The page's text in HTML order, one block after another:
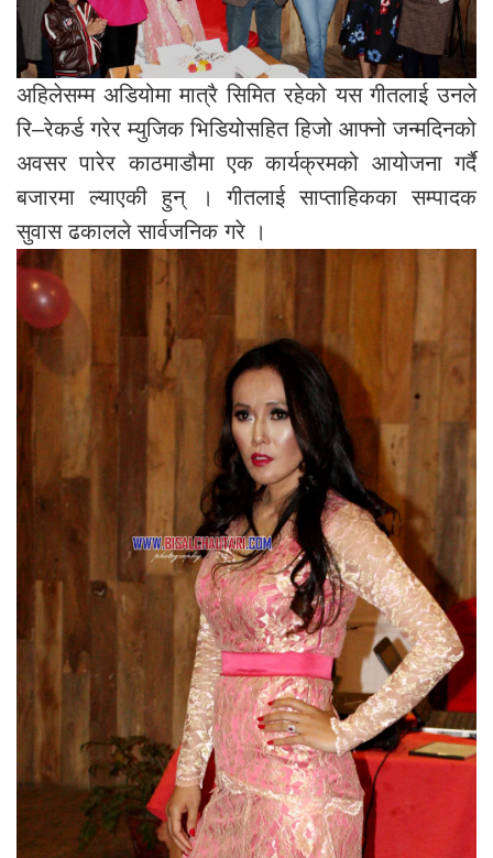
अहिलेसम्म अडियोमा मात्रै सिमित रहेको यस गीतलाई उनले
रि–रेकर्ड गरेर म्युजिक भिडियोसहित हिजो आफ्नो जन्मदिनको
अवसर पारेर काठमाडौमा एक कार्यक्रमको आयोजना गर्दै
बजारमा ल्याएकी हुन् । गीतलाई साप्ताहिकका सम्पादक
सुवास ढकालले सार्वजनिक गरे ।